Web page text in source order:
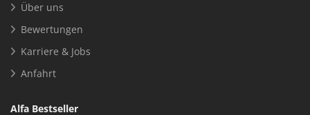
Über uns
Bewertungen
Karriere & Jobs
Anfahrt
Alfa Bestseller